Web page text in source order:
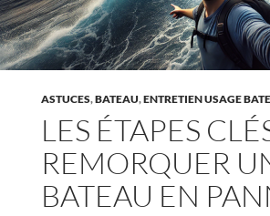
ASTUCES,BATEAU,ENTRETIEN USAGE
LES ÉTAPES
REMORQUER
BATEAU EN